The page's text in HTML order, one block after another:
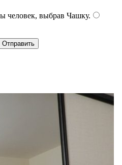
человек, выбрав Чашку.